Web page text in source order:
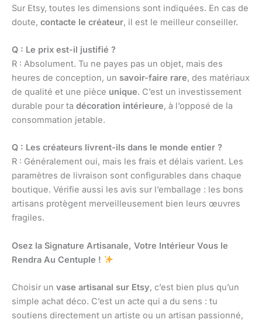
Sur Etsy, toutes les dimensions sont indiquées. En cas de
doute, contacte le créateur, il est le meilleur conseiller.
Q : Le prix est-il justifié ?
R : Absolument. Tu ne payes pas un objet, mais des
heures de conception, un savoir-faire rare, des matériaux
de qualité et une pièce unique. C’est un investissement
durable pour ta décoration intérieure, à l’opposé de la
consommation jetable.
Q : Les créateurs livrent-ils dans le monde entier ?
R : Généralement oui, mais les frais et délais varient. Les
paramètres de livraison sont configurables dans chaque
boutique. Vérifie aussi les avis sur l’emballage : les bons
artisans protègent merveilleusement bien leurs œuvres
fragiles.
Osez la Signature Artisanale, Votre Intérieur Vous le
Rendra Au Centuple !
Choisir un vase artisanal sur Etsy, c’est bien plus qu’un
simple achat déco. C’est un acte qui a du sens : tu
soutiens directement un artiste ou un artisan passionné,